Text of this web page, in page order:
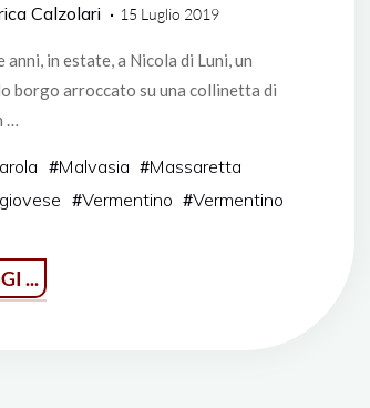
Calzolari 15 Luglio 2019
anni, in estate, a Nicola di Luni, un
borgo arroccato su una collinetta di
#Malvasia #Massaretta
#Vermentino #Vermentino
...